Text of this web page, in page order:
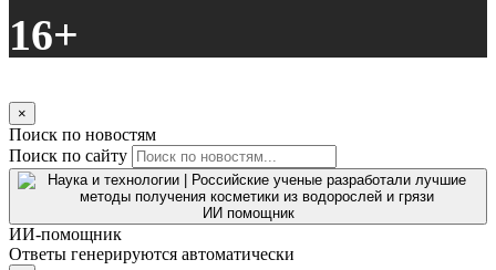
16+
×
Поиск по новостям
Поиск по сайту
ИИ помощник
ИИ-помощник
Ответы генерируются автоматически